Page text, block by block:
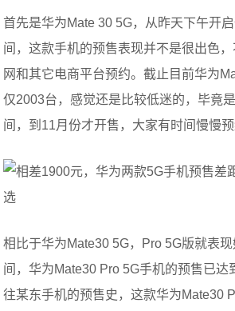
首先是华为Mate 30 5G，从昨天下午开
间，这款手机的预售表现并不是很出色
网和其它电商平台预约。截止目前华为
仅2003台，感觉还是比较低迷的，毕竟
间，到11月份才开售，大家有时间慢慢预
相比于华为Mate30 5G，Pro 5G版就表
间，华为Mate30 Pro 5G手机的预售已达
往某东手机的预售史，这款华为Mate30